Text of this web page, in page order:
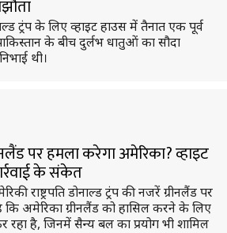
ट्रंप के लिए व्हाइट हाउस में तैनात एक पूर्व
के बीच दुर्लभ धातुओं का सौदा
थी।
पर हमला करेगा अमेरिका? व्हाइट
के संकेत
राष्ट्रपति डोनाल्ड ट्रंप की नजरें ग्रीनलैंड पर
कि अमेरिका ग्रीनलैंड को हासिल करने के लिए
रहा है, जिनमें सैन्य बल का प्रयोग भी शामिल